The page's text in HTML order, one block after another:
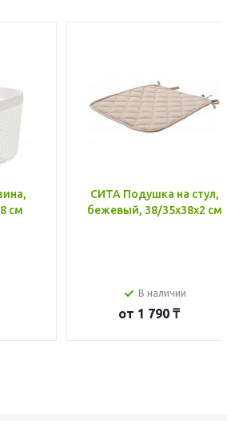
см
СИТА Подушка на стул,
бежевый, 38/35x38x2 см
В наличии
от 1 790 ₸